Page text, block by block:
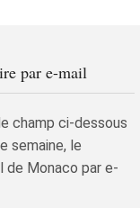
par e-mail
champ ci-dessous
semaine, le
de Monaco par e-